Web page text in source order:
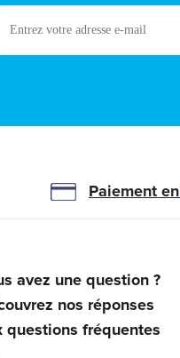
Paiement en
avez une question ?
nos réponses
questions fréquentes